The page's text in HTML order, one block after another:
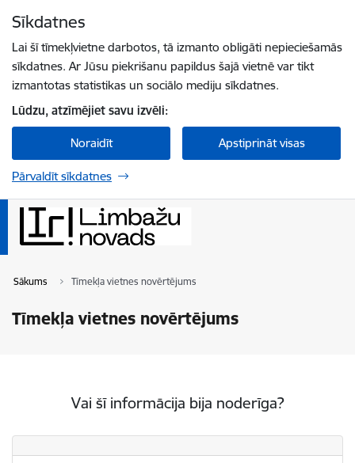
Sīkdatnes
Lai šī tīmekļvietne darbotos, tā izmanto obligāti nepieciešamās
sīkdatnes. Ar Jūsu piekrišanu papildus šajā vietnē var tikt
izmantotas statistikas un sociālo mediju sīkdatnes.
Lūdzu, atzīmējiet savu izvēli:
Noraidīt Apstiprināt visas
Pārvaldīt sīkdatnes
Sākums Tīmekļa vietnes novērtējums
Tīmekļa vietnes novērtējums
Vai šī informācija bija noderīga?
Vai šī informācija bija noderīga?